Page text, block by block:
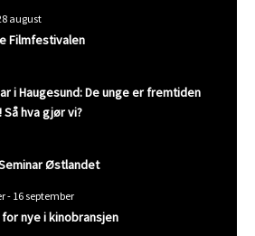
august
Filmfestivalen
i Haugesund: De unge er fremtiden
hva gjør vi?
Østlandet
- 16 september
nye i kinobransjen